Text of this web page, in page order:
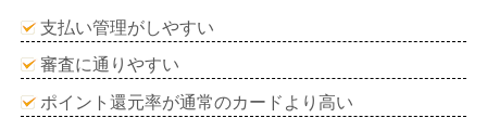
支払い管理がしやすい
審査に通りやすい
ポイント還元率が通常のカードより高い